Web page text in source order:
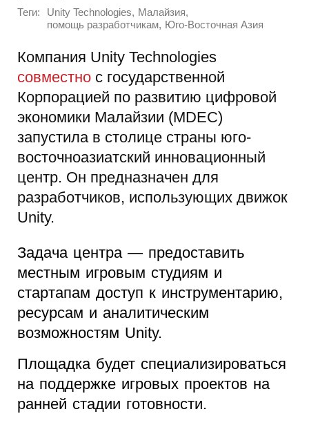
Теги: Unity Technologies, Малайзия,
помощь разработчикам, Юго-Восточная Азия
Компания Unity Technologies
совместно с государственной
Корпорацией по развитию цифровой
экономики Малайзии (MDEC)
запустила в столице страны юго-
восточноазиатский инновационный
центр. Он предназначен для
разработчиков, использующих движок
Unity.
Задача центра — предоставить
местным игровым студиям и
стартапам доступ к инструментарию,
ресурсам и аналитическим
возможностям Unity.
Площадка будет специализироваться
на поддержке игровых проектов на
ранней стадии готовности.